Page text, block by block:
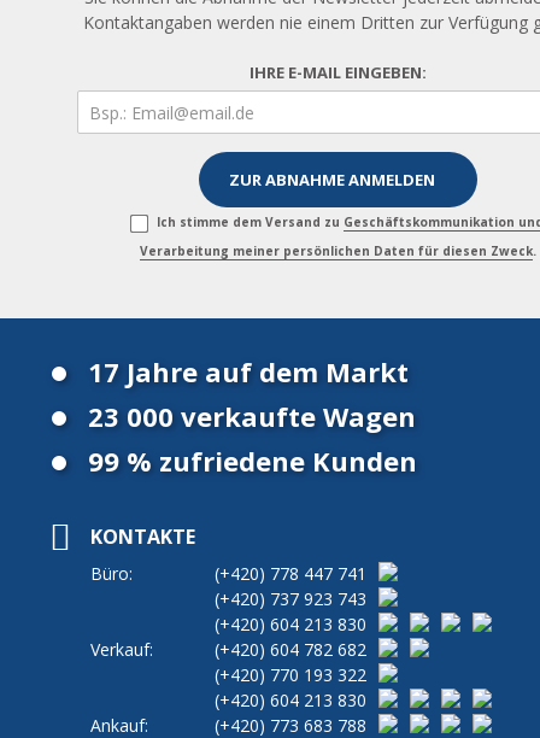
Kontaktangaben werden nie einem Dritten zur Verfügung
IHRE E-MAIL EINGEBEN:
Ich stimme dem Versand zu Geschäftskommunikation
Verarbeitung meiner persönlichen Daten für diesen Zweck.
17 Jahre auf dem Markt
23 000 verkaufte Wagen
99 % zufriedene Kunden
KONTAKTE
Büro: (+420) 778 447 741
(+420) 737 923 743
(+420) 604 213 830
Verkauf:
(+420) 604 782 682
(+420) 770 193 322
(+420) 604 213 830
Ankauf:
(+420) 773 683 788